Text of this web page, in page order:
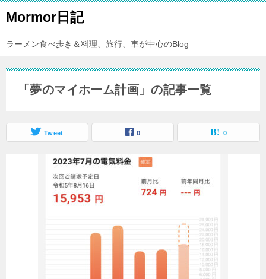
Mormor日記
ラーメン食べ歩き＆料理、旅行、車が中心のBlog
「夢のマイホーム計画」の記事一覧
Tweet 0 0